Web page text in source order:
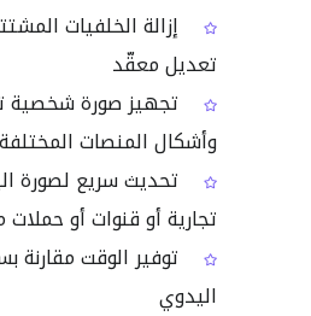
إزالة الخلفيات
تعديل معقّد
تجهيز صورة شخصية
وأشكال المنصات المختلفة
تحديث سريع لصورة
تجارية أو قنوات أو
توفير الوقت مقارنة
اليدوي